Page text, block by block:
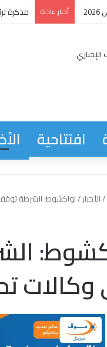
أخبار عاجلة مذكرة
افتتاحية
/الأخبار/نواكشوط: الشرطة